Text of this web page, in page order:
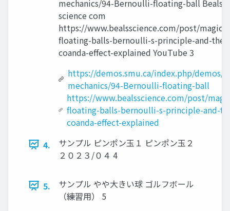
mechanics/94-Bernoulli-floating-ball Beals
science com
https://www.bealsscience.com/post/magic-
floating-balls-bernoulli-s-principle-and-the-
coanda-effect-explained YouTube 3
https://demos.smu.ca/index.php/demos/
mechanics/94-Bernoulli-floating-ball
https://www.bealsscience.com/post/
floating-balls-bernoulli-s-principle-and-
coanda-effect-explained
4.
サンプル ピンポン玉１ ピンポン玉２
２０２３/０４ 4
5.
サンプル やや大きい球 ゴルフボール
（練習用） 5